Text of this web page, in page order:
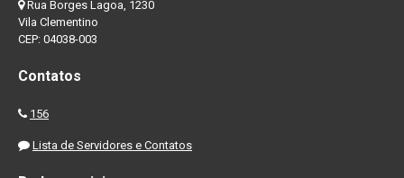
Rua Borges Lagoa, 1230
Vila Clementino
CEP: 04038-003
Contatos
156
Lista de Servidores e Contatos